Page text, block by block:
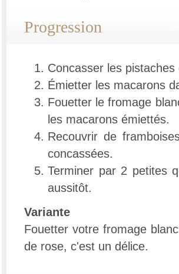
Progression
Concasser les
Émietter les macarons
Fouetter le fromage
les macarons émiettés.
Recouvrir de
concassées.
Terminer par 2 petites
aussitôt.
Variante
Fouetter votre fromage
de rose, c'est un délice.